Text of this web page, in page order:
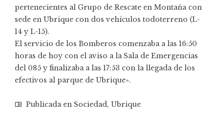
pertenecientes al Grupo de Rescate en Montaña con
sede en Ubrique con dos vehículos todoterreno (L-
14 y L-15).
El servicio de los Bomberos comenzaba a las 16:50
horas de hoy con el aviso a la Sala de Emergencias
del 085 y finalizaba a las 17:53 con la llegada de los
efectivos al parque de Ubrique».
Publicada en Sociedad, Ubrique